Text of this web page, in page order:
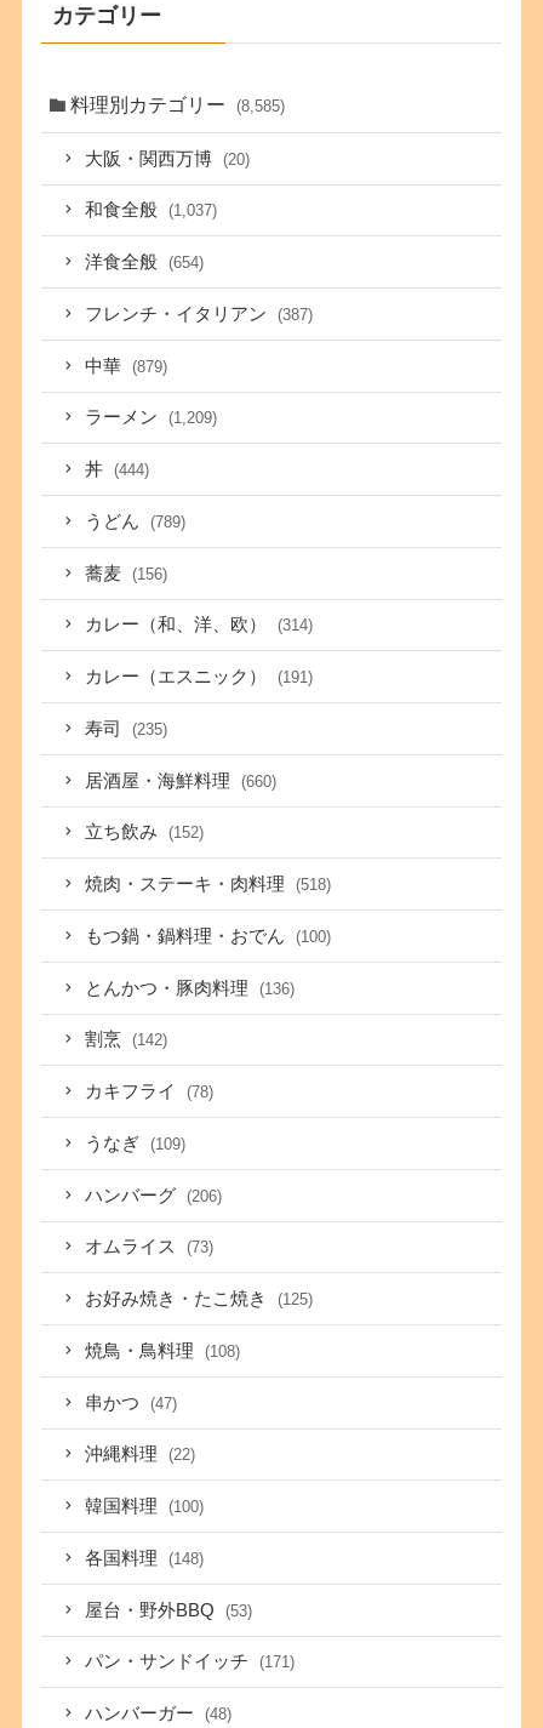
カテゴリー
料理別カテゴリー (8,585)
大阪・関西万博 (20)
和食全般 (1,037)
洋食全般 (654)
フレンチ・イタリアン (387)
中華 (879)
ラーメン (1,209)
丼 (444)
うどん (789)
蕎麦 (156)
カレー（和、洋、欧） (314)
カレー（エスニック） (191)
寿司 (235)
居酒屋・海鮮料理 (660)
立ち飲み (152)
焼肉・ステーキ・肉料理 (518)
もつ鍋・鍋料理・おでん (100)
とんかつ・豚肉料理 (136)
割烹 (142)
カキフライ (78)
うなぎ (109)
ハンバーグ (206)
オムライス (73)
お好み焼き・たこ焼き (125)
焼鳥・鳥料理 (108)
串かつ (47)
沖縄料理 (22)
韓国料理 (100)
各国料理 (148)
屋台・野外BBQ (53)
パン・サンドイッチ (171)
ハンバーガー (48)